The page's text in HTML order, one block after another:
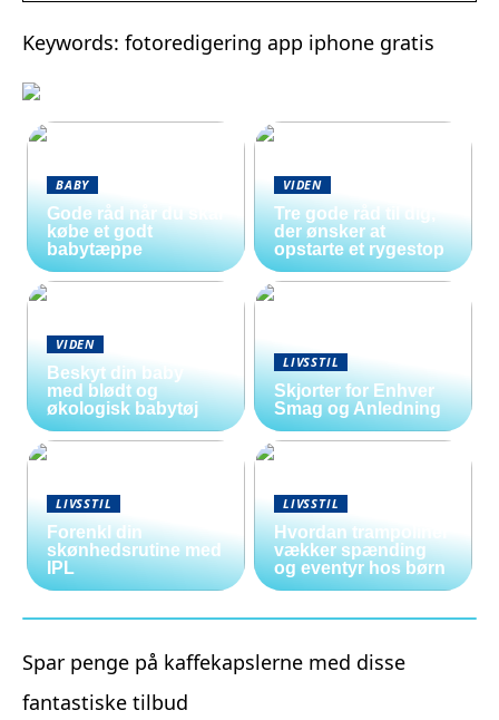
Keywords: fotoredigering app iphone gratis
BABY
Gode råd når du skal
købe et godt
babytæppe
VIDEN
Tre gode råd til dig,
der ønsker at
opstarte et rygestop
VIDEN
Beskyt din baby
med blødt og
økologisk babytøj
LIVSSTIL
Skjorter for Enhver
Smag og Anledning
LIVSSTIL
Forenkl din
skønhedsrutine med
IPL
LIVSSTIL
Hvordan trampoliner
vækker spænding
og eventyr hos børn
Spar penge på kaffekapslerne med disse
fantastiske tilbud